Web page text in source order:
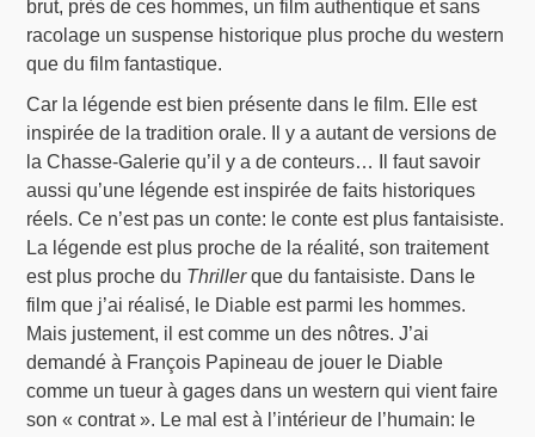
brut, près de ces hommes, un film authentique et sans
racolage un suspense historique plus proche du western
que du film fantastique.
Car la légende est bien présente dans le film. Elle est
inspirée de la tradition orale. Il y a autant de versions de
la Chasse-Galerie qu’il y a de conteurs… Il faut savoir
aussi qu’une légende est inspirée de faits historiques
réels. Ce n’est pas un conte: le conte est plus fantaisiste.
La légende est plus proche de la réalité, son traitement
est plus proche du Thrillerque du fantaisiste. Dans le
film que j’ai réalisé, le Diable est parmi les hommes.
Mais justement, il est comme un des nôtres. J’ai
demandé à François Papineau de jouer le Diable
comme un tueur à gages dans un western qui vient faire
son « contrat ». Le mal est à l’intérieur de l’humain: le